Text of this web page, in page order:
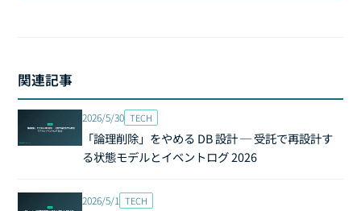
関連記事
2026/5/30 TECH
「論理削除」をやめる DB 設計 ─ 受託で再設計す
る状態モデルとイベントログ 2026
2026/5/1 TECH